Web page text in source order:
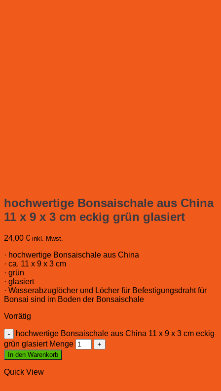
hochwertige Bonsaischale aus China
11 x 9 x 3 cm eckig grün glasiert
24,00 € inkl. Mwst.
· hochwertige Bonsaischale aus China
· ca. 11 x 9 x 3 cm
· grün
· glasiert
· Wasserabzuglöcher und Löcher für Befestigungsdraht für
Bonsai sind im Boden der Bonsaischale
Vorrätig
hochwertige Bonsaischale aus China 11 x 9 x 3 cm eckig
grün glasiert Menge
In den Warenkorb
Quick View